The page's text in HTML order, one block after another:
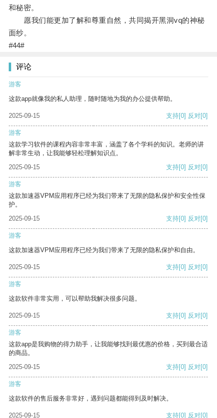
和秘密。
愿我们能更加了解和尊重自然，共同揭开黑洞vq的神秘
面纱。
#44#
评论
游客
这款app就像我的私人助理，随时随地为我的办公提供帮助。
2025-09-15 支持[0] 反对[0]
游客
这款学习软件的课程内容非常丰富，涵盖了各个学科的知识。老师的讲
解非常生动，让我能够轻松理解知识点。
2025-09-15
支持[0] 反对[0]
游客
这款加速器VPM应用程序已经为我们带来了无限的隐私保护和安全性保
护。
2025-09-15
支持[0] 反对[0]
游客
这款加速器VPM应用程序已经为我们带来了无限的隐私保护和自由。
2025-09-15 支持[0] 反对[0]
游客
这款软件非常实用，可以帮助我解决很多问题。
2025-09-15 支持[0] 反对[0]
游客
这款app是我购物的得力助手，让我能够找到最优惠的价格，买到最合适
的商品。
2025-09-15
支持[0] 反对[0]
游客
这款软件的售后服务非常好，遇到问题都能得到及时解决。
2025-09-15 支持[0] 反对[0]